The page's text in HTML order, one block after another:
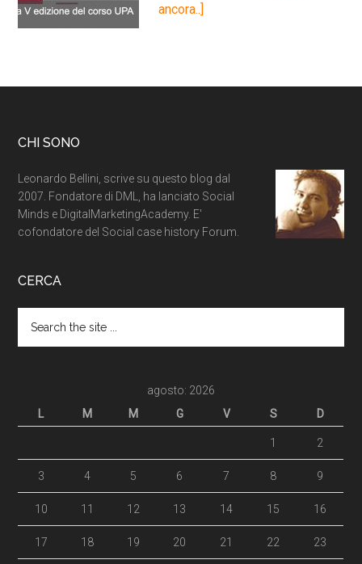
ancora..]
CHI SONO
Leonardo Bellini, scrive su questo blog dal
2007. Fondatore di DML, ha lanciato Social
Minds e DigitalMarketingAcademy. E'
cofondatore del Social case history Forum.
CERCA
agosto: 2026
L
M M G V S D
1 2
3 4 5 6 7 8 9
10 11 12 13 14 15 16
17 18 19 20 21 22 23